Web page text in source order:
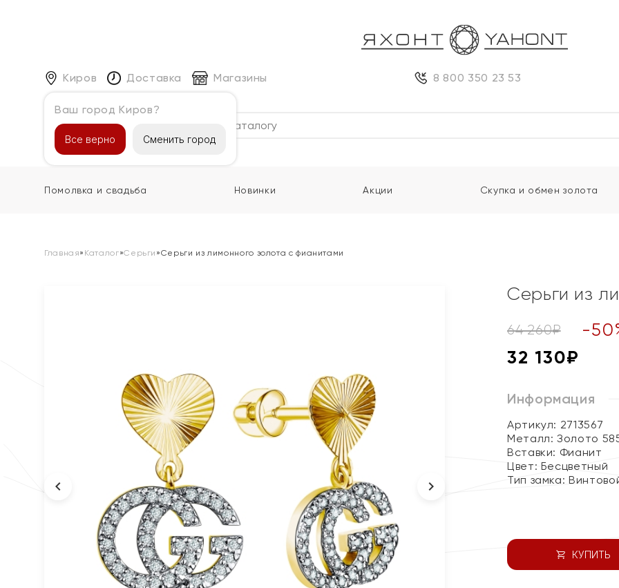
Киров
Ваш город Киров?
Все верно Сменить город
Доставка Магазины 8 800 350 23 53
Каталог
Помолвка и свадьба Новинки Акции Скупка и обмен золота
Главная» Каталог»Серьги »Серьги из лимонного золота с фианитами
Серьги из
64 260₽ -50
32 130₽
Информация
Артикул: 2713567
Металл:Золото
Вставки: Фианит
Цвет: Бесцветный
Тип замка:
КУПИТЬ